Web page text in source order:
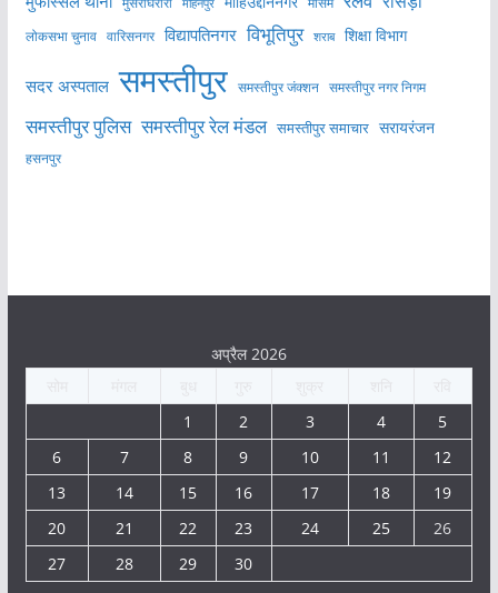
लोकसभा चुनाव वारिसनगर विद्यापतिनगर विभूतिपुर शराब शिक्षा विभाग
सदर अस्पताल समस्तीपुर समस्तीपुर जंक्शन समस्तीपुर नगर निगम
समस्तीपुर पुलिस समस्तीपुर रेल मंडल समस्तीपुर समाचार सरायरंजन
हसनपुर
अप्रैल 2026
1
2 3 4
5
6
7 8 9 10 11
12
13
14 15 16 17 18
19
20
21 22 23 24 25
26
27
28 29 30